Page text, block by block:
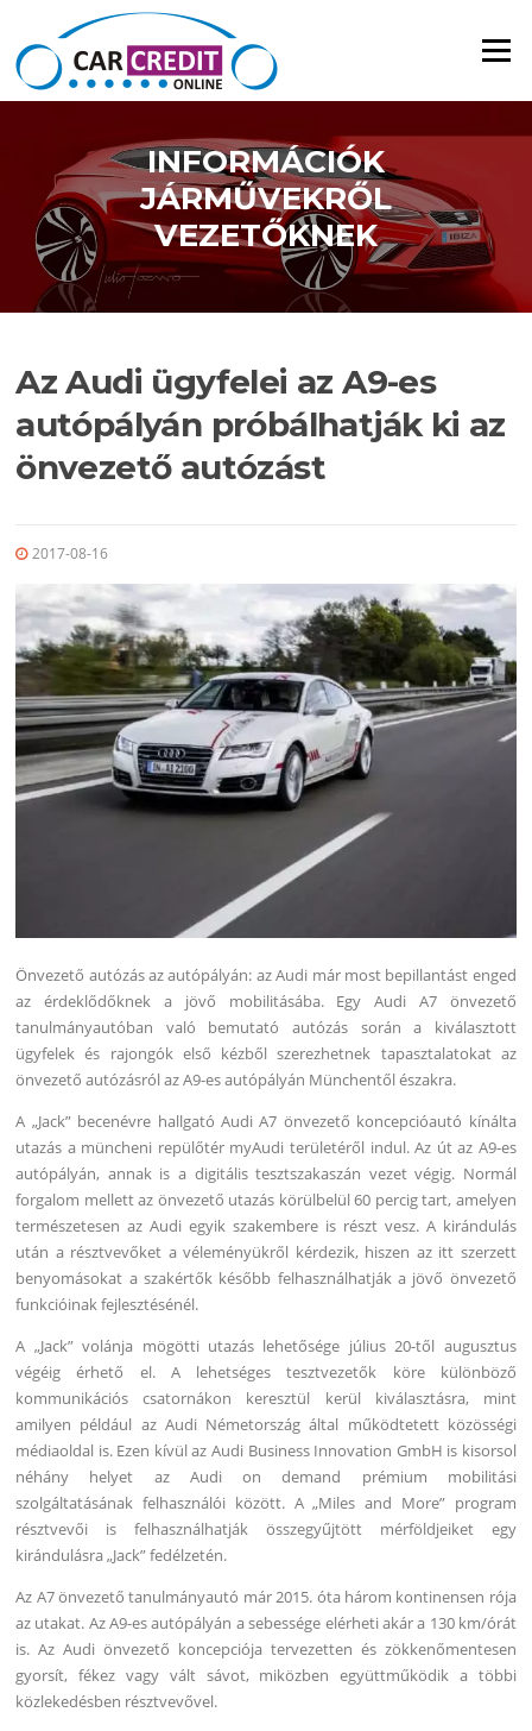
Ugrás a tartalomra
Menü
INFORMÁCIÓK
JÁRMŰVEKRŐL
VEZETŐKNEK
Az Audi ügyfelei az A9-es
autópályán próbálhatják ki az
önvezető autózást
2017-08-16
Önvezető autózás az autópályán: az Audi már most bepillantást enged
az érdeklődőknek a jövő mobilitásába. Egy Audi A7 önvezető
tanulmányautóban való bemutató autózás során a kiválasztott
ügyfelek és rajongók első kézből szerezhetnek tapasztalatokat az
önvezető autózásról az A9-es autópályán Münchentől északra.
A „Jack” becenévre hallgató Audi A7 önvezető koncepcióautó kínálta
utazás a müncheni repülőtér myAudi területéről indul. Az út az A9-es
autópályán, annak is a digitális tesztszakaszán vezet végig. Normál
forgalom mellett az önvezető utazás körülbelül 60 percig tart, amelyen
természetesen az Audi egyik szakembere is részt vesz. A kirándulás
után a résztvevőket a véleményükről kérdezik, hiszen az itt szerzett
benyomásokat a szakértők később felhasználhatják a jövő önvezető
funkcióinak fejlesztésénél.
A „Jack” volánja mögötti utazás lehetősége július 20-től augusztus
végéig érhető el. A lehetséges tesztvezetők köre különböző
kommunikációs csatornákon keresztül kerül kiválasztásra, mint
amilyen például az Audi Németország által működtetett közösségi
médiaoldal is. Ezen kívül az Audi Business Innovation GmbH is kisorsol
néhány helyet az Audi on demand prémium mobilitási
szolgáltatásának felhasználói között. A „Miles and More” program
résztvevői is felhasználhatják összegyűjtött mérföldjeiket egy
kirándulásra „Jack” fedélzetén.
Az A7 önvezető tanulmányautó már 2015. óta három kontinensen rója
az utakat. Az A9-es autópályán a sebessége elérheti akár a 130 km/órát
is. Az Audi önvezető koncepciója tervezetten és zökkenőmentesen
gyorsít, fékez vagy vált sávot, miközben együttműködik a többi
közlekedésben résztvevővel.